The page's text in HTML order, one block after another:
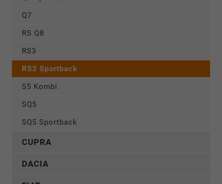
Q7
RS Q8
RS3
RS3 Sportback
S5 Kombi
SQ5
SQ5 Sportback
CUPRA
DACIA